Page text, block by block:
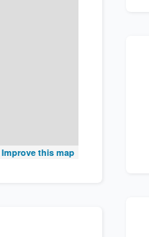
Improve this map